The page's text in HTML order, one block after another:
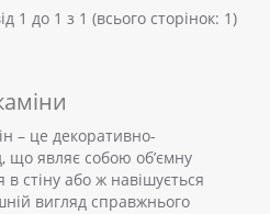
1 до 1 з 1 (всього сторінок: 1)
– це декоративно-
являє собою об’ємну
стіну або ж навішується
вигляд справжнього